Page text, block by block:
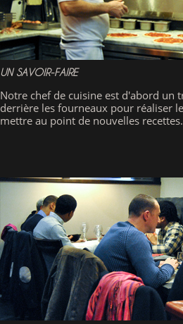
UN SAVOIR-FAIRE
Notre chef de cuisine est d'abord un
derrière les fourneaux pour réaliser
mettre au point de nouvelles